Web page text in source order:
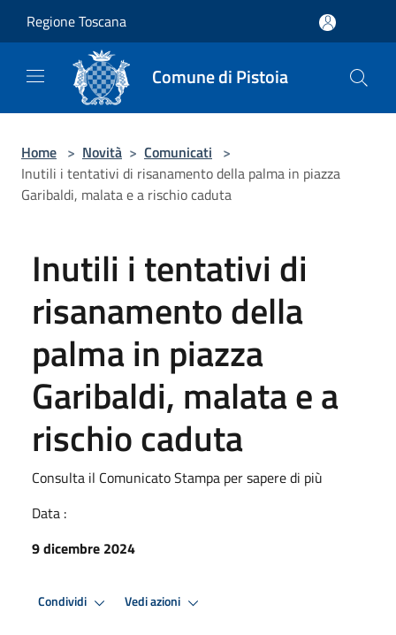
Regione Toscana
Comune di Pistoia
Home > Novità > Comunicati >
Inutili i tentativi di risanamento della palma in piazza
Garibaldi, malata e a rischio caduta
Inutili i tentativi di
risanamento della
palma in piazza
Garibaldi, malata e a
rischio caduta
Consulta il Comunicato Stampa per sapere di più
Data :
9 dicembre 2024
Condividi Vedi azioni